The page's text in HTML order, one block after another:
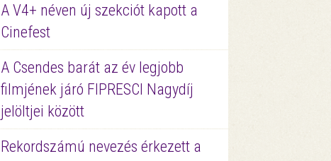
A V4+ néven új szekciót kapott a
Cinefest
A Csendes barát az év legjobb
filmjének járó FIPRESCI Nagydíj
jelöltjei között
Rekordszámú nevezés érkezett a